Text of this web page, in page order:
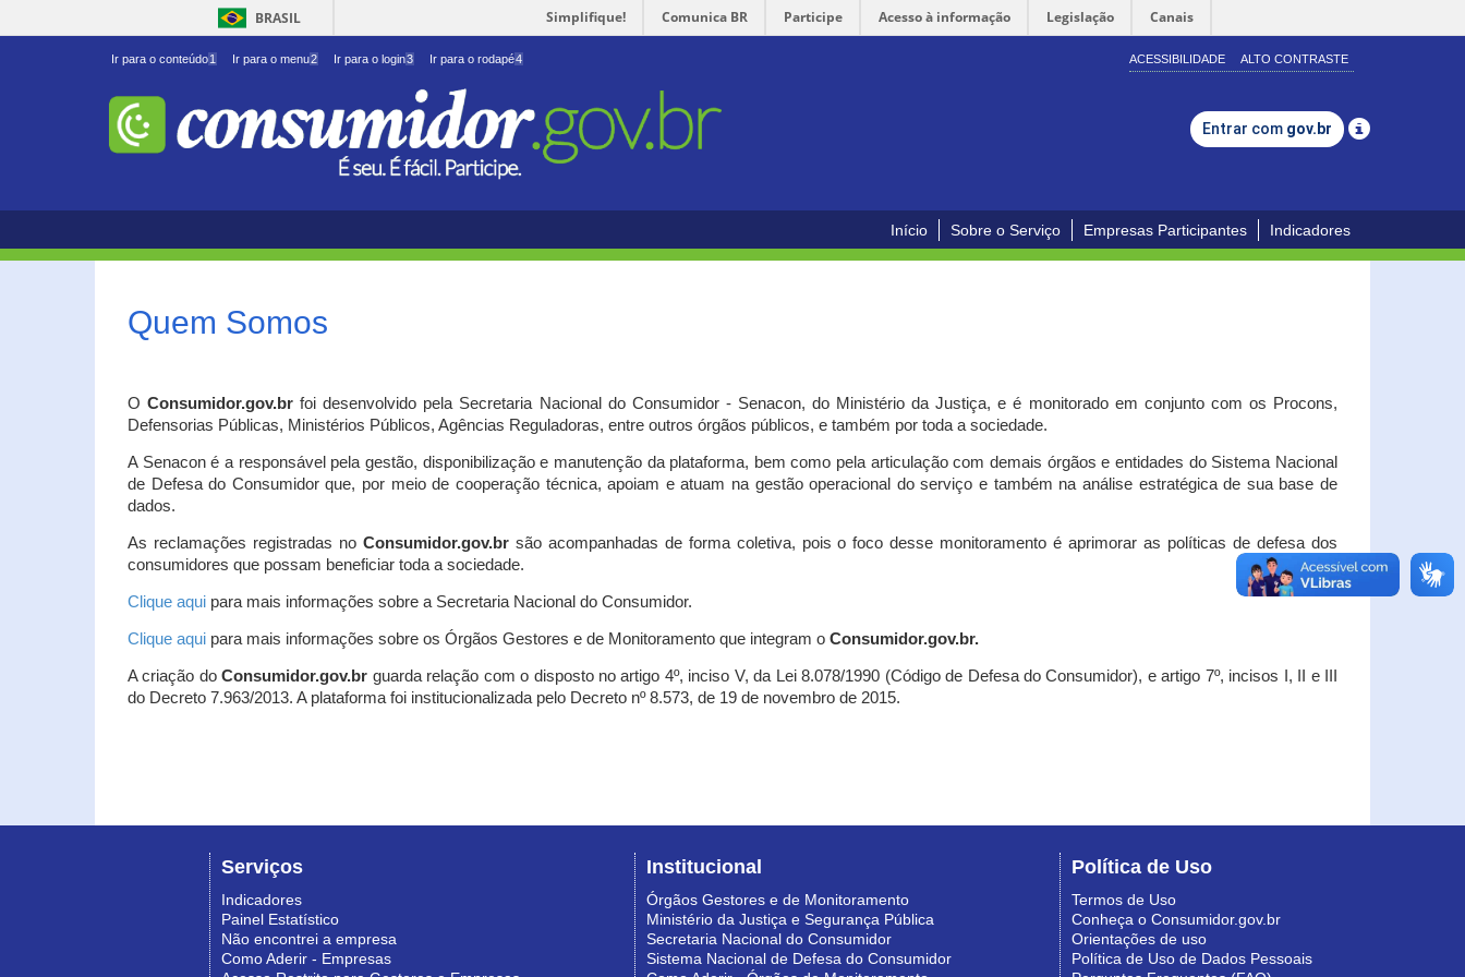
BRASIL Simplifique! Comunica BR Participe Acesso à informação Legislação Canais
Ir para o conteúdo1 Ir para o menu2 Ir para o login3 Ir para o rodapé4 ACESSIBILIDADE ALTO CONTRASTE
Entrar com gov.br
Início Sobre o Serviço Empresas Participantes Indicadores
Quem Somos
OConsumidor.gov.br foi desenvolvido pela Secretaria Nacional do Consumidor - Senacon, do Ministério da Justiça, e é monitorado em conjunto com os Procons,
Defensorias Públicas, Ministérios Públicos, Agências Reguladoras, entre outros órgãos públicos, e também por toda a sociedade.
A Senacon é a responsável pela gestão, disponibilização e manutenção da plataforma, bem como pela articulação com demais órgãos e entidades do Sistema Nacional
de Defesa do Consumidor que, por meio de cooperação técnica, apoiam e atuam na gestão operacional do serviço e também na análise estratégica de sua base de
dados.
As reclamações registradas no Consumidor.gov.brsão acompanhadas de forma coletiva, pois o foco desse monitoramento é aprimorar as políticas de defesa dos
consumidores que possam beneficiar toda a sociedade.
Clique aqui para mais informações sobre a Secretaria Nacional do Consumidor.
Clique aqui para mais informações sobre os Órgãos Gestores e de Monitoramento que integram o Consumidor.gov.br.
A criação doConsumidor.gov.br guarda relação com o disposto no artigo 4º, inciso V, da Lei 8.078/1990 (Código de Defesa do Consumidor), e artigo 7º, incisos I, II e III
do Decreto 7.963/2013. A plataforma foi institucionalizada pelo Decreto nº 8.573, de 19 de novembro de 2015.
Serviços
Indicadores
Painel Estatístico
Não encontrei a empresa
Como Aderir - Empresas
Institucional
Órgãos Gestores e de Monitoramento
Ministério da Justiça e Segurança Pública
Secretaria Nacional do Consumidor
Sistema Nacional de Defesa do Consumidor
Política de Uso
Termos de Uso
Conheça o Consumidor.gov.br
Orientações de uso
Política de Uso de Dados Pessoais